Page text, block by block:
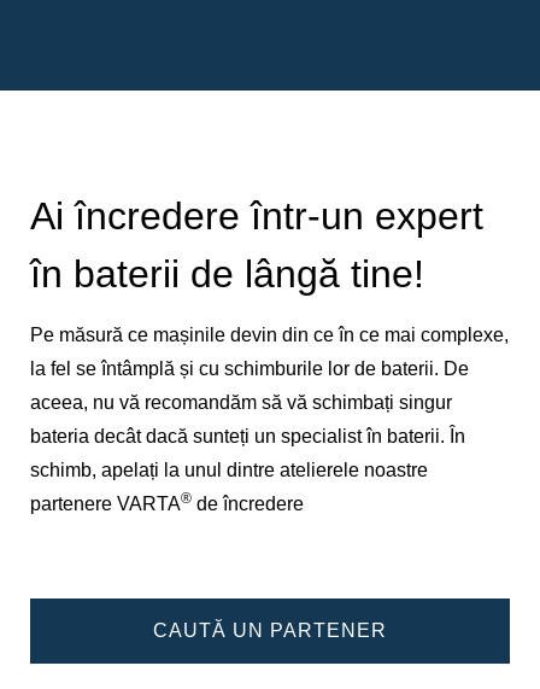
Ai încredere într-un expert
în baterii de lângă tine!
Pe măsură ce mașinile devin din ce în ce mai complexe,
la fel se întâmplă și cu schimburile lor de baterii. De
aceea, nu vă recomandăm să vă schimbați singur
bateria decât dacă sunteți un specialist în baterii. În
schimb, apelați la unul dintre atelierele noastre
partenere VARTA® de încredere
CAUTĂ UN PARTENER